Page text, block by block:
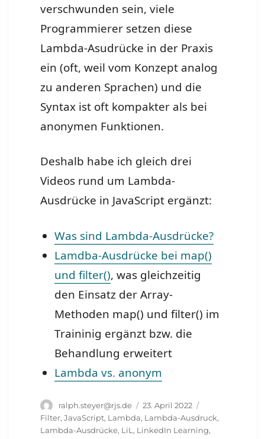
verschwunden sein, viele
Programmierer setzen diese
Lambda-Asudrücke in der Praxis
ein (oft, weil vom Konzept analog
zu anderen Sprachen) und die
Syntax ist oft kompakter als bei
anonymen Funktionen.
Deshalb habe ich gleich drei
Videos rund um Lambda-
Ausdrücke in JavaScript ergänzt:
Was sind Lambda-Ausdrücke?
Lamdba-Ausdrücke bei map()
und filter(), was gleichzeitig
den Einsatz der Array-
Methoden map() und filter() im
Traininig ergänzt bzw. die
Behandlung erweitert
Lambda vs. anonym
Autor
ralph.steyer@rjs.de
Veröffentlicht
am
23. April 2022
Filter,JavaScript, Lambda, Lambda-Ausdruck,
Lambda-Ausdrücke, LiL , LinkedIn Learning,